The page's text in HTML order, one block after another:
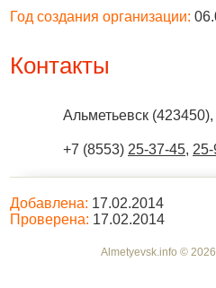
Год создания организации:
Контакты
Альметьевск (423450),
+7 (8553) 25-37-45,
Добавлена: 17.02.2014
Проверена: 17.02.2014
Almetyevsk.info © 2026